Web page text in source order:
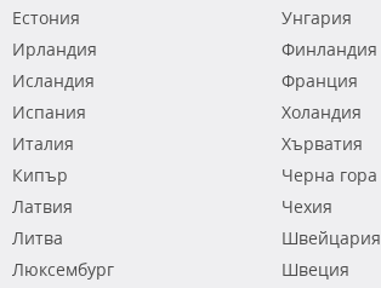
Естония
Ирландия
Исландия
Испания
Италия
Кипър
Латвия
Литва
Люксембург
Унгария
Финландия
Франция
Холандия
Хърватия
Черна гора
Чехия
Швейцария
Швеция